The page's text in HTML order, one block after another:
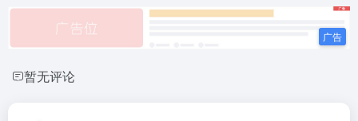
暂无评论